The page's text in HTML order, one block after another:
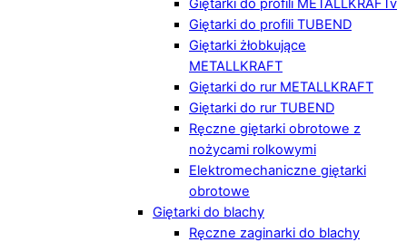
Giętarki do profili METALLKRAFTv
Giętarki do profili TUBEND
Giętarki żłobkujące
METALLKRAFT
Giętarki do rur METALLKRAFT
Giętarki do rur TUBEND
Ręczne giętarki obrotowe z
nożycami rolkowymi
Elektromechaniczne giętarki
obrotowe
Giętarki do blachy
Ręczne zaginarki do blachy